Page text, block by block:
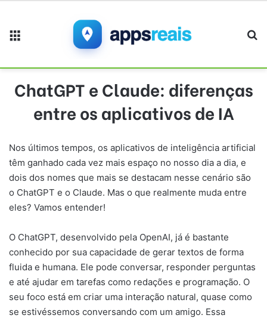
ChatGPT e Claude: diferenças
entre os aplicativos de IA
Nos últimos tempos, os aplicativos de inteligência artificial
têm ganhado cada vez mais espaço no nosso dia a dia, e
dois dos nomes que mais se destacam nesse cenário são
o ChatGPT e o Claude. Mas o que realmente muda entre
eles? Vamos entender!
O ChatGPT, desenvolvido pela OpenAI, já é bastante
conhecido por sua capacidade de gerar textos de forma
fluida e humana. Ele pode conversar, responder perguntas
e até ajudar em tarefas como redações e programação. O
seu foco está em criar uma interação natural, quase como
se estivéssemos conversando com um amigo. Essa